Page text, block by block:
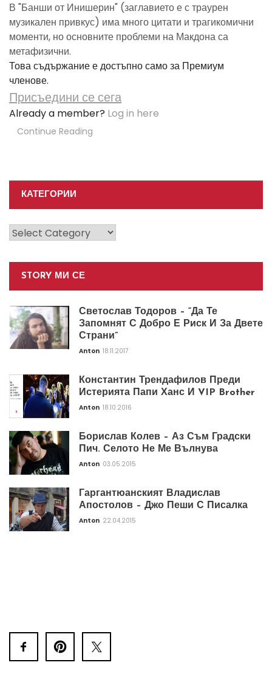
В "Банши от Инишерин" (заглавието е с траурен
музикален привкус) има много цитати и трагикомични
моменти, но основните проблеми на Макдона са
метафизични.
Това съдържание е достъпно само за Премиум
членове.
Присъедини се сега
Already a member? Log in here
Continue Reading
КАТЕГОРИИ
Категории
STORY МИ СЕ
Светослав Тодоров – “Да Те
Запомнят С Добро Е Риск И За Двете
Страни”
Anton 18.11.2017
Константин Трендафилов Преди
Истерията Папи Ханс И VIP Brother
Anton 18.10.2016
Борислав Колев – Аз Съм Градски
Пич. Селото Не Ме Вълнува
Anton 03.05.2015
Гаргантюанският Владислав
Апостолов – Джо Пеши С Писалка
Anton 22.04.2015